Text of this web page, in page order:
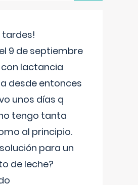
tardes!
9 de septiembre
lactancia
desde entonces
unos días q
tengo tanta
al principio.
para un
de leche?